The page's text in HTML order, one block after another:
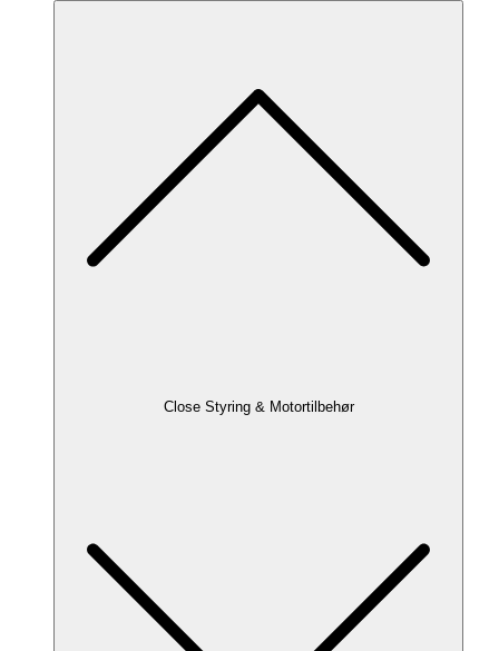
Close Styring & Motortilbehør